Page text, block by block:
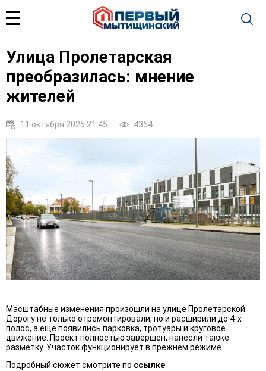
Улица Пролетарская
преобразилась: мнение
жителей
11 октября 2025 21:45 4364
Масштабные изменения произошли на улице Пролетарской.
Дорогу не только отремонтировали, но и расширили до 4-х
полос, а еще появились парковка, тротуары и круговое
движение. Проект полностью завершен, нанесли также
разметку. Участок функционирует в прежнем режиме.
Подробный сюжет смотрите по ссылке